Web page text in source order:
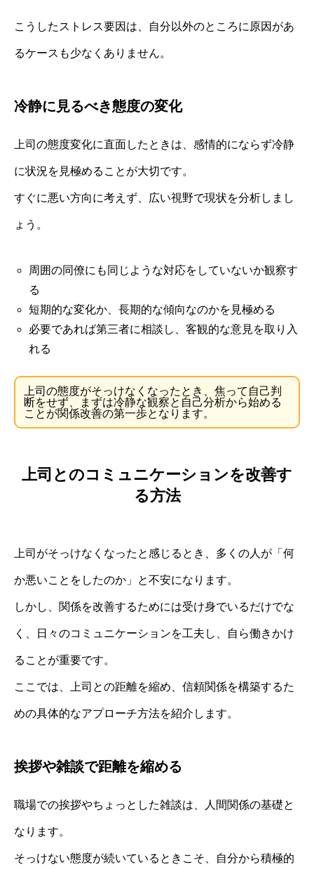
こうしたストレス要因は、自分以外のところに原因があ
るケースも少なくありません。
冷静に見るべき態度の変化
上司の態度変化に直面したときは、感情的にならず冷静
に状況を見極めることが大切です。
すぐに悪い方向に考えず、広い視野で現状を分析しまし
ょう。
周囲の同僚にも同じような対応をしていないか観察す
る
短期的な変化か、長期的な傾向なのかを見極める
必要であれば第三者に相談し、客観的な意見を取り入
れる
上司の態度がそっけなくなったとき、焦って自己判
断をせず、まずは冷静な観察と自己分析から始める
ことが関係改善の第一歩となります。
上司とのコミュニケーションを改善す
る方法
上司がそっけなくなったと感じるとき、多くの人が「何
か悪いことをしたのか」と不安になります。
しかし、関係を改善するためには受け身でいるだけでな
く、日々のコミュニケーションを工夫し、自ら働きかけ
ることが重要です。
ここでは、上司との距離を縮め、信頼関係を構築するた
めの具体的なアプローチ方法を紹介します。
挨拶や雑談で距離を縮める
職場での挨拶やちょっとした雑談は、人間関係の基礎と
なります。
そっけない態度が続いているときこそ、自分から積極的